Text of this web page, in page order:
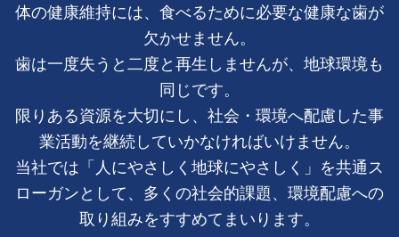
体の健康維持には、食べるために必要な健康な歯が
欠かせません。
歯は一度失うと二度と再生しませんが、地球環境も
同じです。
限りある資源を大切にし、社会・環境へ配慮した事
業活動を継続していかなければいけません。
当社では「人にやさしく地球にやさしく」を共通ス
ローガンとして、多くの社会的課題、環境配慮への
取り組みをすすめてまいります。